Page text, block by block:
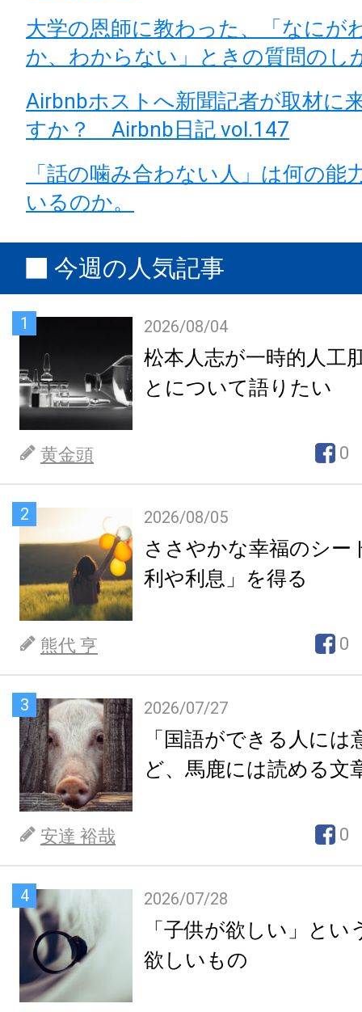
大学の恩師に教わった、「なにが
か、わからない」ときの質問のし
Airbnbホストへ新聞記者が取材に
すか？ Airbnb日記 vol.147
「話の噛み合わない人」は何の能
いるのか。
今週の人気記事
1 2026/08/04
松本人志が一時的人工
とについて語りたい
黄金頭 0
2 2026/08/05
ささやかな幸福のシー
利や利息」を得る
熊代 亨 0
3 2026/07/27
「国語ができる人には
ど、馬鹿には読める文
安達 裕哉 0
4 2026/07/28
「子供が欲しい」とい
欲しいもの